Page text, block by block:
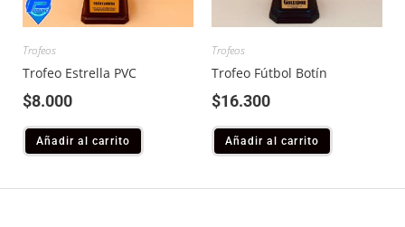
Trofeos
Trofeo Estrella PVC
$8.000
Añadir al carrito
Trofeos
Trofeo Fútbol Botín
$16.300
Añadir al carrito